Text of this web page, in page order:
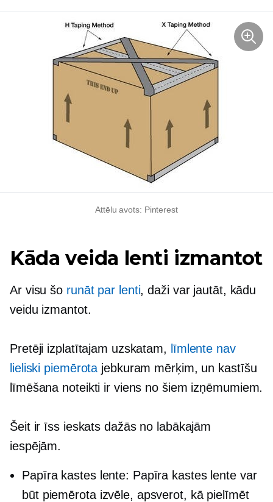
Attēlu avots: Pinterest
Kāda veida lenti izmantot
Ar visu šo runāt par lenti, daži var jautāt, kādu
veidu izmantot.
Pretēji izplatītajam uzskatam, līmlente nav
lieliski piemērota jebkuram mērķim, un kastīšu
līmēšana noteikti ir viens no šiem izņēmumiem.
Šeit ir īss ieskats dažās no labākajām
iespējām.
Papīra kastes lente: Papīra kastes lente var
būt piemērota izvēle, apsverot, kā pielīmēt